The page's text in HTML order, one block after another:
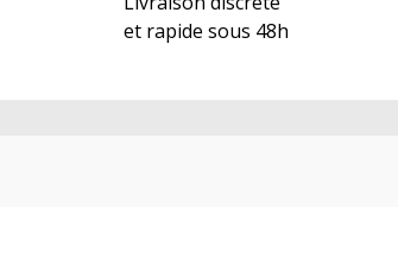
et rapide sous 48h